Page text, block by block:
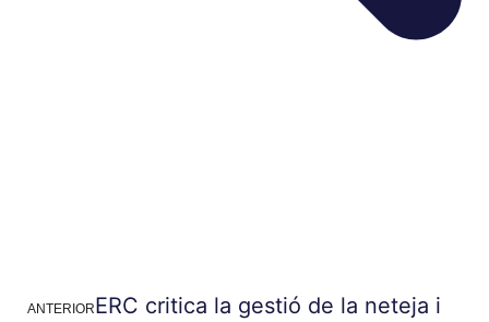
ANTERIORERC critica la gestió de la neteja i